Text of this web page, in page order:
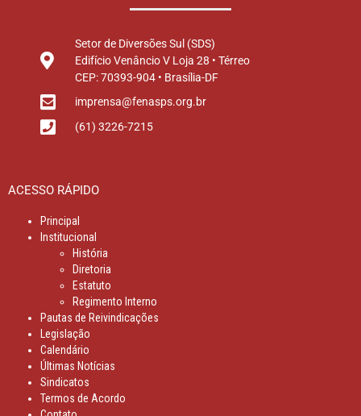
Setor de Diversões Sul (SDS)
Edifício Venâncio V Loja 28 • Térreo
CEP: 70393-904 • Brasília-DF
imprensa@fenasps.org.br
(61) 3226-7215
ACESSO RÁPIDO
Principal
Institucional
História
Diretoria
Estatuto
Regimento Interno
Pautas de Reivindicações
Legislação
Calendário
Últimas Notícias
Sindicatos
Termos de Acordo